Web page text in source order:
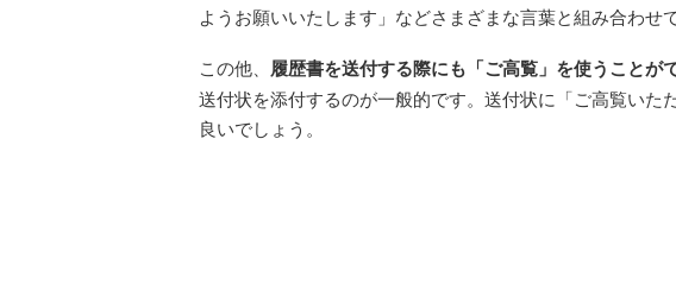
ようお願いいたします」などさまざまな言葉と組み合わせ
この他、 履歴書を送付する際にも「ご高覧」を使うことが
送付状を添付するのが一般的です。送付状に「ご高覧いた
良いでしょう。